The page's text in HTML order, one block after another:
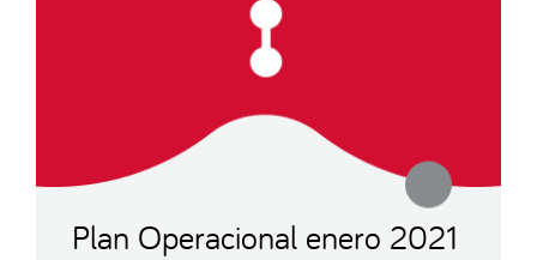
Plan Operacional enero 2021